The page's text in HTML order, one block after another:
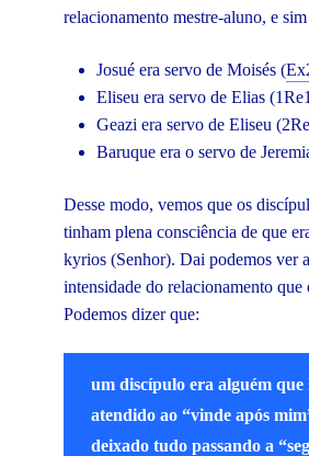
relacionamento mestre-aluno, e
Josué era servo de Moisés (
Eliseu era servo de Elias
Geazi era servo de Eliseu
Baruque era o servo de
Desse modo, vemos que os
tinham plena consciência de que
kyrios (Senhor). Dai podemos ver
intensidade do relacionamento que
Podemos dizer que:
um discípulo era alguém que
atendido ao “vinde após
deixado tudo passando a